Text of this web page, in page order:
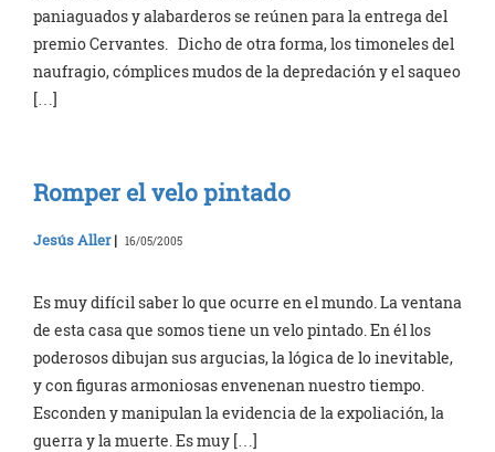
paniaguados y alabarderos se reúnen para la entrega del
premio Cervantes. Dicho de otra forma, los timoneles del
naufragio, cómplices mudos de la depredación y el saqueo
[…]
Romper el velo pintado
Jesús Aller| 16/05/2005
Es muy difícil saber lo que ocurre en el mundo. La ventana
de esta casa que somos tiene un velo pintado. En él los
poderosos dibujan sus argucias, la lógica de lo inevitable,
y con figuras armoniosas envenenan nuestro tiempo.
Esconden y manipulan la evidencia de la expoliación, la
guerra y la muerte. Es muy […]